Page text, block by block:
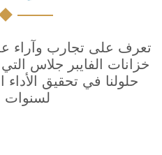
تعرف على تجارب وآراء
خزانات الفايبر جلاس
حلولنا في تحقيق الأداء
لسنوات